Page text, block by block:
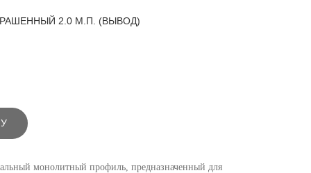
2.0 М.П. (ВЫВОД)
монолитный профиль, предназначенный для